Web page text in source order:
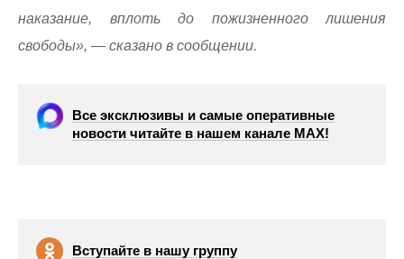
наказание, вплоть до пожизненного лишения
свободы», — сказано в сообщении.
Все эксклюзивы и самые оперативные
новости читайте в нашем канале МАХ!
Вступайте в нашу группу